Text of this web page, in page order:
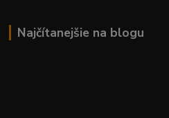
Najčítanejšie na blogu